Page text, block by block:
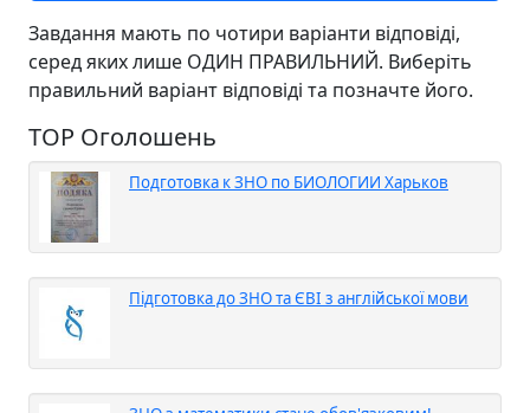
Завдання мають по чотири варіанти відповіді,
серед яких лише ОДИН ПРАВИЛЬНИЙ. Виберіть
правильний варіант відповіді та позначте його.
TOP Оголошень
Подготовка к ЗНО по БИОЛОГИИ Харьков
Підготовка до ЗНО та ЄВІ з англійської мови